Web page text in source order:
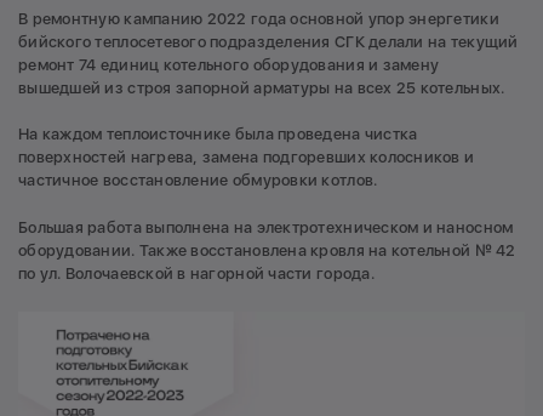
В ремонтную кампанию 2022 года основной упор энергетики
бийского теплосетевого подразделения СГК делали на текущий
ремонт 74 единиц котельного оборудования и замену
вышедшей из строя запорной арматуры на всех 25 котельных.
На каждом теплоисточнике была проведена чистка
поверхностей нагрева, замена подгоревших колосников и
частичное восстановление обмуровки котлов.
Большая работа выполнена на электротехническом и наносном
оборудовании. Также восстановлена кровля на котельной № 42
по ул. Волочаевской в нагорной части города.